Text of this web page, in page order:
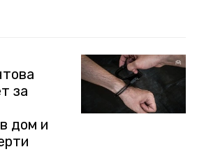
за
дом и